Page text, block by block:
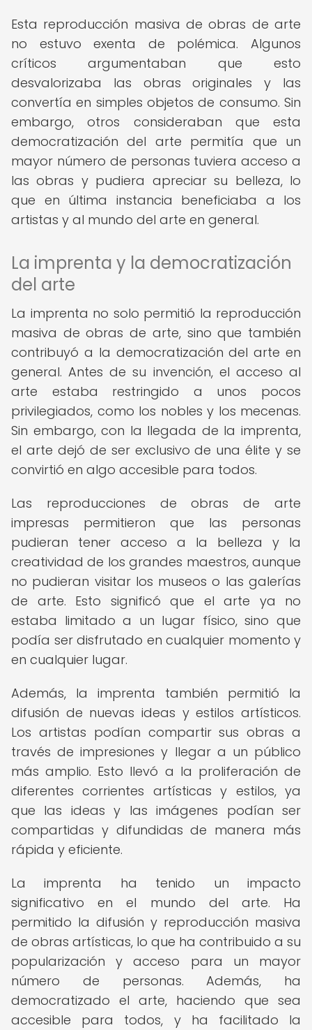
Esta reproducción masiva de obras de arte
no estuvo exenta de polémica. Algunos
críticos argumentaban que esto
desvalorizaba las obras originales y las
convertía en simples objetos de consumo. Sin
embargo, otros consideraban que esta
democratización del arte permitía que un
mayor número de personas tuviera acceso a
las obras y pudiera apreciar su belleza, lo
que en última instancia beneficiaba a los
artistas y al mundo del arte en general.
La imprenta y la democratización
del arte
La imprenta no solo permitió la reproducción
masiva de obras de arte, sino que también
contribuyó a la democratización del arte en
general. Antes de su invención, el acceso al
arte estaba restringido a unos pocos
privilegiados, como los nobles y los mecenas.
Sin embargo, con la llegada de la imprenta,
el arte dejó de ser exclusivo de una élite y se
convirtió en algo accesible para todos.
Las reproducciones de obras de arte
impresas permitieron que las personas
pudieran tener acceso a la belleza y la
creatividad de los grandes maestros, aunque
no pudieran visitar los museos o las galerías
de arte. Esto significó que el arte ya no
estaba limitado a un lugar físico, sino que
podía ser disfrutado en cualquier momento y
en cualquier lugar.
Además, la imprenta también permitió la
difusión de nuevas ideas y estilos artísticos.
Los artistas podían compartir sus obras a
través de impresiones y llegar a un público
más amplio. Esto llevó a la proliferación de
diferentes corrientes artísticas y estilos, ya
que las ideas y las imágenes podían ser
compartidas y difundidas de manera más
rápida y eficiente.
La imprenta ha tenido un impacto
significativo en el mundo del arte. Ha
permitido la difusión y reproducción masiva
de obras artísticas, lo que ha contribuido a su
popularización y acceso para un mayor
número de personas. Además, ha
democratizado el arte, haciendo que sea
accesible para todos, y ha facilitado la